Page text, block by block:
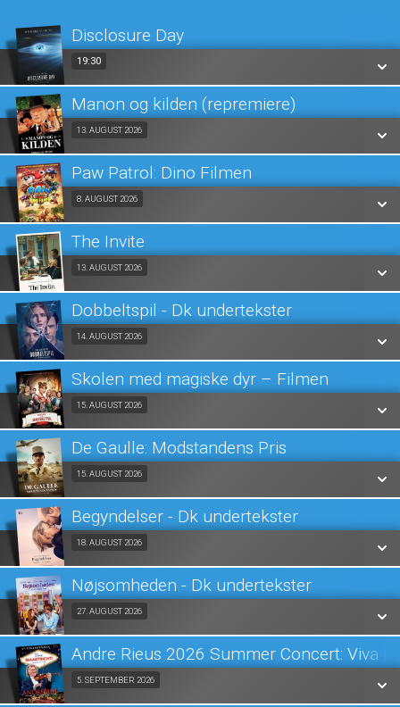
Disclosure Day
19:30
SE ALLE DAGE
LÆS MERE
Manon og kilden (repremiere)
13. AUGUST 2026
SE ALLE DAGE
LÆS MERE
Paw Patrol: Dino Filmen
8. AUGUST 2026
SE ALLE DAGE
LÆS MERE
The Invite
13. AUGUST 2026
SE ALLE DAGE
LÆS MERE
Dobbeltspil - Dk undertekster
14. AUGUST 2026
SE ALLE DAGE
LÆS MERE
Skolen med magiske dyr – Filmen
15. AUGUST 2026
SE ALLE DAGE
LÆS MERE
De Gaulle: Modstandens Pris
15. AUGUST 2026
SE ALLE DAGE
LÆS MERE
Begyndelser - Dk undertekster
18. AUGUST 2026
SE ALLE DAGE
LÆS MERE
Nøjsomheden - Dk undertekster
27. AUGUST 2026
SE ALLE DAGE
Andre Rieus 2026 Summer Concert: Viva
5. SEPTEMBER 2026